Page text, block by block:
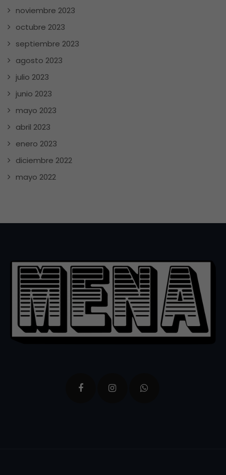
noviembre 2023
octubre 2023
septiembre 2023
agosto 2023
julio 2023
junio 2023
mayo 2023
abril 2023
enero 2023
diciembre 2022
mayo 2022